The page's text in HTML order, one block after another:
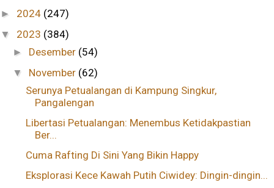
► 2024 (247)
▼ 2023 (384)
► Desember (54)
▼ November (62)
Serunya Petualangan di Kampung Singkur,
Pangalengan
Libertasi Petualangan: Menembus Ketidakpastian
Ber...
Cuma Rafting Di Sini Yang Bikin Happy
Eksplorasi Kece Kawah Putih Ciwidey: Dingin-dingin...